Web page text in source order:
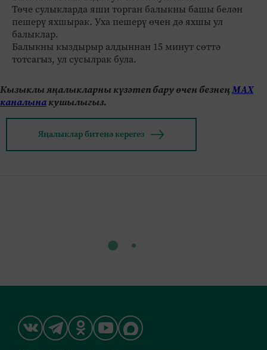
Төче сулыкларда яши торган балыкны башы белән
пешерү яхшырак. Уха пешерү өчен дә яхшы ул
балыклар.
Балыкны кыздырыр алдыннан 15 минут сөттә
тотсагыз, ул сусылрак була.
Кызыклы яңалыкларны күзәтеп бару өчен безнеңМАХ
каналынакушылыгыз.
Яңалыклар битенә керегез